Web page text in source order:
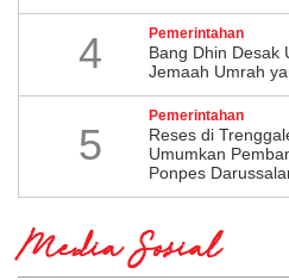
4 Pemerintahan
Bang Dhin Desak
Jemaah Umrah
5
Pemerintahan
​Reses di
Umumkan
Ponpes
Media Sosial